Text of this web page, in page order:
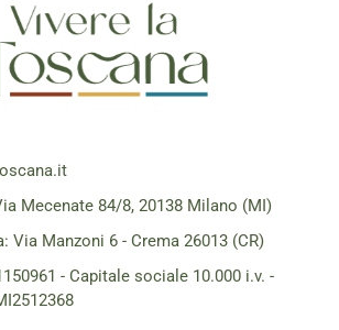
Mecenate 84/8, 20138 Milano (MI)
Via Manzoni 6 - Crema 26013 (CR)
- Capitale sociale 10.000 i.v. -